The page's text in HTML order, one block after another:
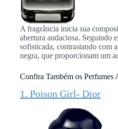
A fragrância inicia sua
abertura audaciosa. Seguindo
sofisticada, contrastando com
negra, que proporcionam um
Confira Também os Perfumes
1. Poison Girl- Dior